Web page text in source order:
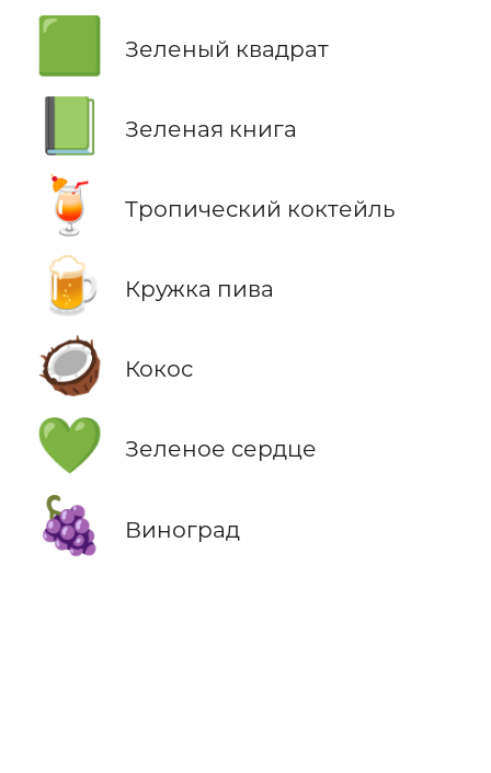
🟩 Зеленый квадрат
Зеленая книга
🍹 Тропический коктейль
🍺 Кружка пива
🥥 Кокос
💚 Зеленое сердце
🍇 Виноград